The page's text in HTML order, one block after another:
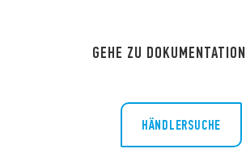
GEHE ZU DOKUMENTATION
HÄNDLERSUCHE